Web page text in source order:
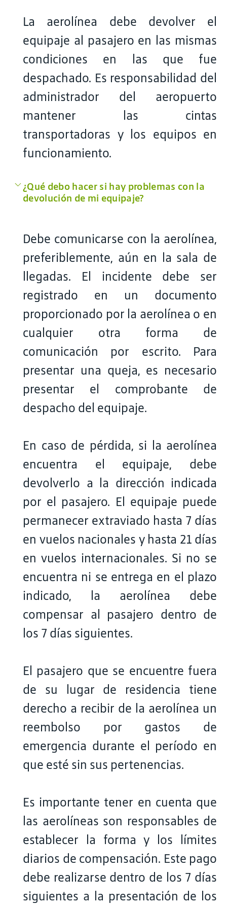
La aerolínea debe devolver el
equipaje al pasajero en las mismas
condiciones en las que fue
despachado. Es responsabilidad del
administrador del aeropuerto
mantener las cintas
transportadoras y los equipos en
funcionamiento.
¿Qué debo hacer si hay problemas con la
devolución de mi equipaje?
Debe comunicarse con la aerolínea,
preferiblemente, aún en la sala de
llegadas. El incidente debe ser
registrado en un documento
proporcionado por la aerolínea o en
cualquier otra forma de
comunicación por escrito. Para
presentar una queja, es necesario
presentar el comprobante de
despacho del equipaje.
En caso de pérdida, si la aerolínea
encuentra el equipaje, debe
devolverlo a la dirección indicada
por el pasajero. El equipaje puede
permanecer extraviado hasta 7 días
en vuelos nacionales y hasta 21 días
en vuelos internacionales. Si no se
encuentra ni se entrega en el plazo
indicado, la aerolínea debe
compensar al pasajero dentro de
los 7 días siguientes.
El pasajero que se encuentre fuera
de su lugar de residencia tiene
derecho a recibir de la aerolínea un
reembolso por gastos de
emergencia durante el período en
que esté sin sus pertenencias.
Es importante tener en cuenta que
las aerolíneas son responsables de
establecer la forma y los límites
diarios de compensación. Este pago
debe realizarse dentro de los 7 días
siguientes a la presentación de los